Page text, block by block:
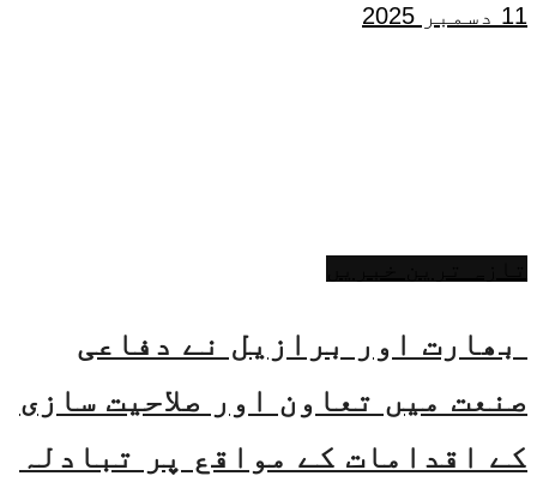
11 دسمبر 2025
بھارت اور برازیل نے دفاعی
صنعت میں تعاون اور صلاحیت سازی
کے اقدامات کے مواقع پر تبادلہ